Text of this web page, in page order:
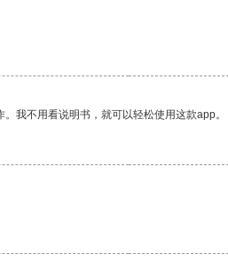
我不用看说明书，就可以轻松使用这款app。